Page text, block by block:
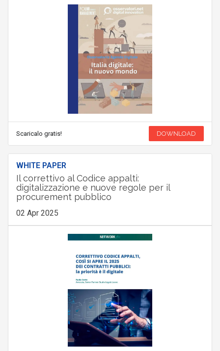
Scaricalo gratis! DOWNLOAD
WHITE PAPER
Il correttivo al Codice appalti:
digitalizzazione e nuove regole per il
procurement pubblico
02 Apr 2025